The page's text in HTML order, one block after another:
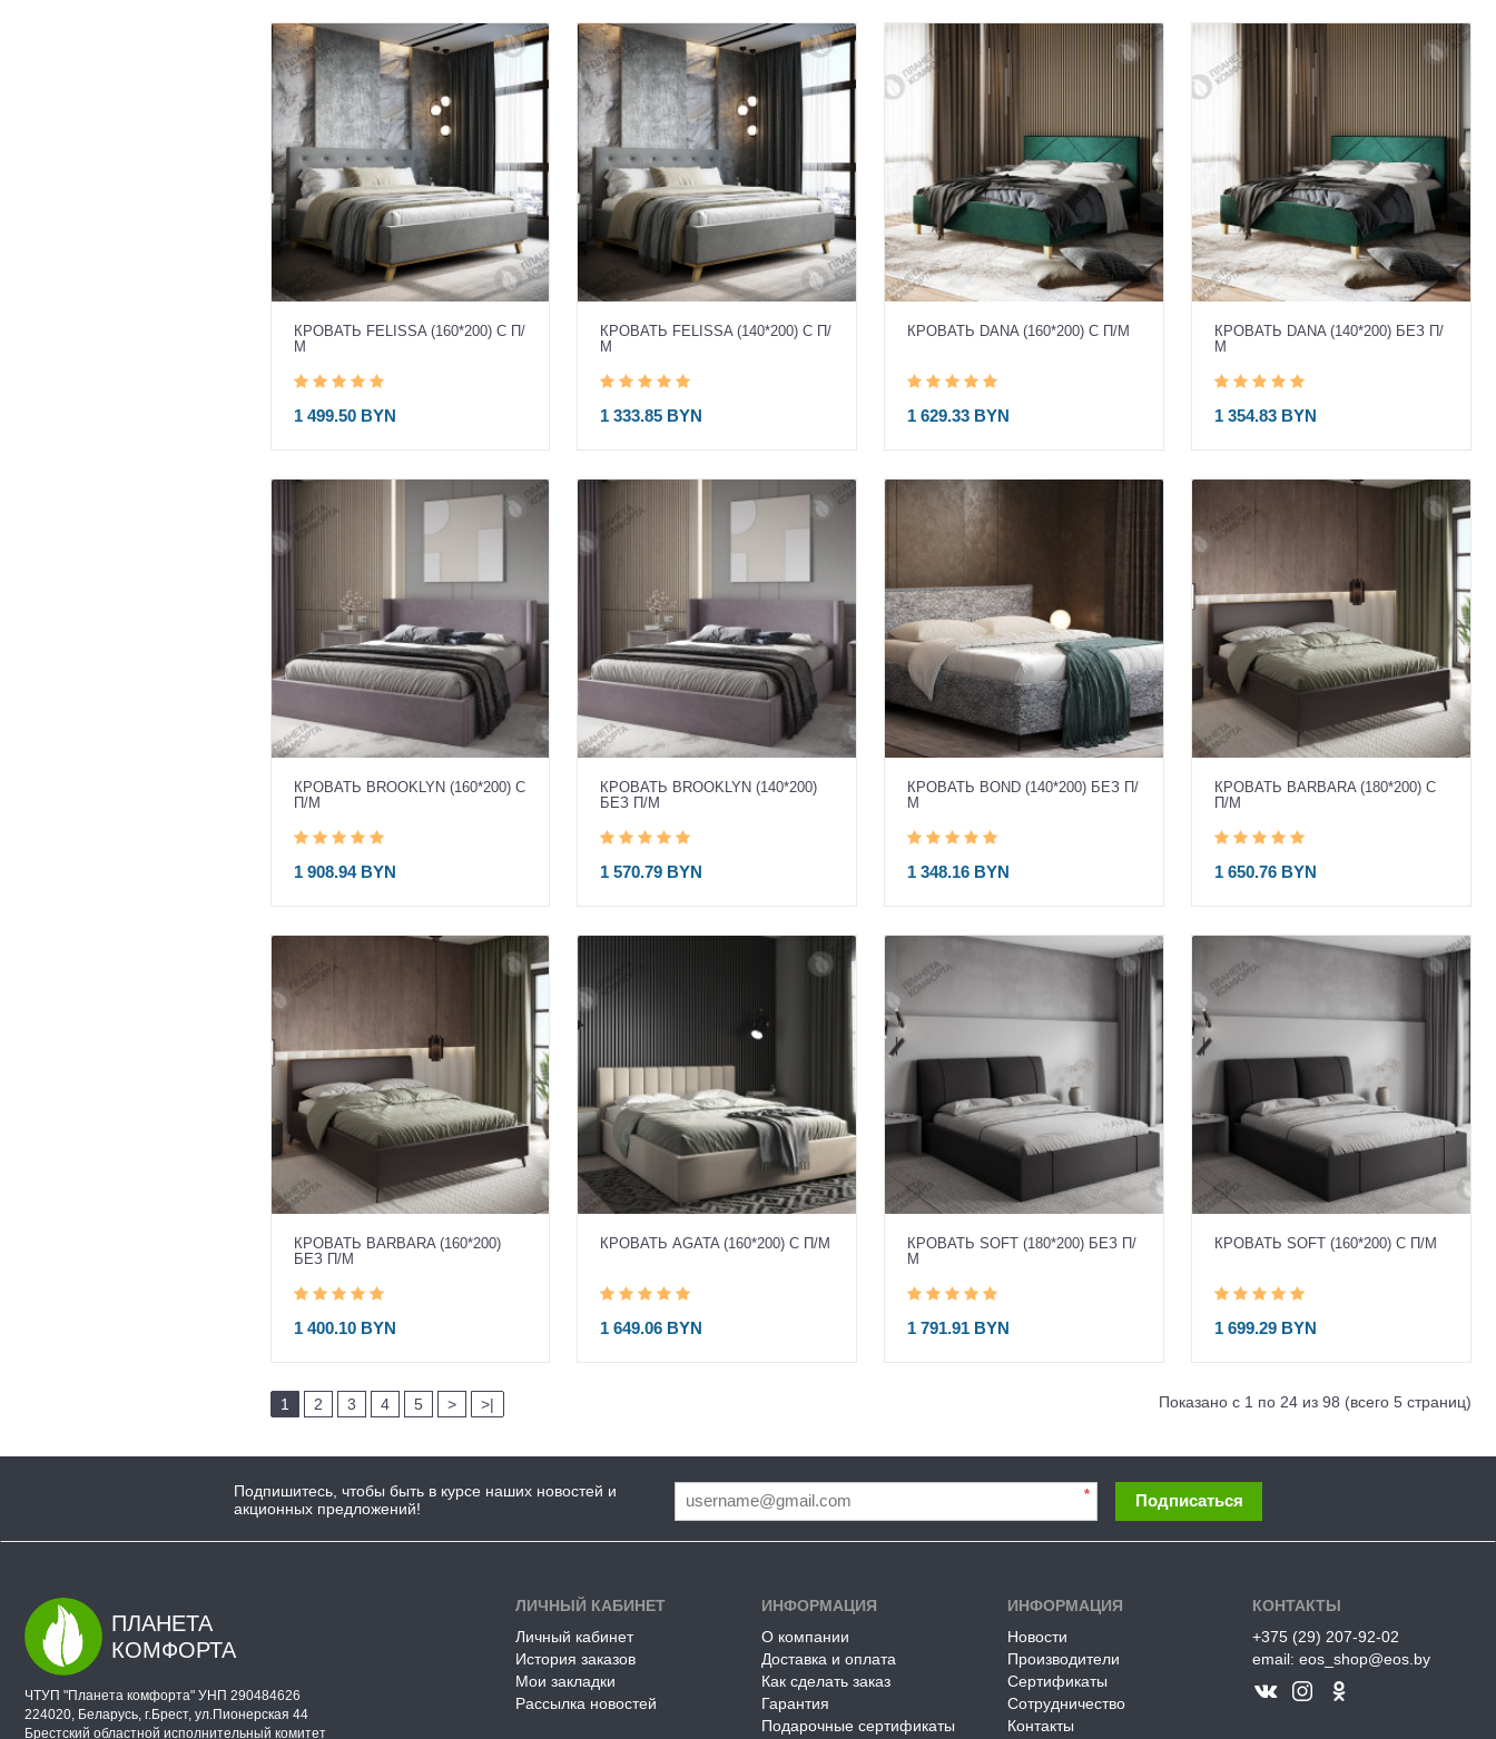
КРОВАТЬ FELISSA (160*200) С П/
М
1 499.50 BYN
КРОВАТЬ FELISSA (140*200) С П/
М
1 333.85 BYN
КРОВАТЬ DANA (160*200) С П/М
1 629.33 BYN
КРОВАТЬ DANA (140*200) БЕЗ П/
М
1 354.83 BYN
КРОВАТЬ BROOKLYN (160*200) С
П/М
1 908.94 BYN
КРОВАТЬ BROOKLYN (140*200)
БЕЗ П/М
1 570.79 BYN
КРОВАТЬ BOND (140*200) БЕЗ П/
М
1 348.16 BYN
КРОВАТЬ BARBARA (180*200) С
П/М
1 650.76 BYN
КРОВАТЬ BARBARA (160*200)
БЕЗ П/М
1 400.10 BYN
КРОВАТЬ AGATA (160*200) С П/М
1 649.06 BYN
КРОВАТЬ SOFT (180*200) БЕЗ П/
М
1 791.91 BYN
КРОВАТЬ SOFT (160*200) С П/М
1 699.29 BYN
1 2 3 4 5 > >| Показано с 1 по 24 из 98 (всего 5 страниц)
Подпишитесь, чтобы быть в курсе наших новостей и
акционных предложений!
* Подписаться
ПЛАНЕТА
КОМФОРТА
ЧТУП "Планета комфорта" УНП 290484626
224020, Беларусь, г.Брест, ул.Пионерская 44
Брестский областной исполнительный комитет
ЛИЧНЫЙ КАБИНЕТ
Личный кабинет
История заказов
Мои закладки
Рассылка новостей
ИНФОРМАЦИЯ
О компании
Доставка и оплата
Как сделать заказ
Гарантия
Подарочные сертификаты
ИНФОРМАЦИЯ
Новости
Производители
Сертификаты
Сотрудничество
Контакты
КОНТАКТЫ
+375 (29) 207-92-02
email: eos_shop@eos.by